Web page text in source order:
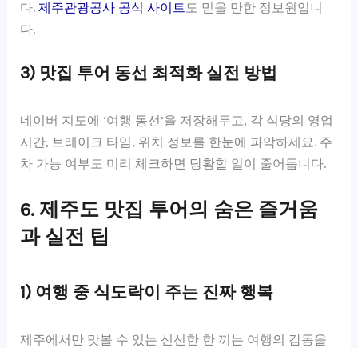
다.제주관광공사 공식 사이트도 믿을 만한 정보원입니
다.
3) 맛집 투어 동선 최적화 실전 방법
네이버 지도에 ‘여행 동선’을 저장해두고, 각 식당의 영업
시간, 브레이크 타임, 위치 정보를 한눈에 파악하세요. 주
차 가능 여부도 미리 체크하면 당황할 일이 줄어듭니다.
6. 제주도 맛집 투어의 숨은 즐거움
과 실전 팁
1) 여행 중 식도락이 주는 진짜 행복
제주에서만 맛볼 수 있는 신선한 한 끼는 여행의 감동을